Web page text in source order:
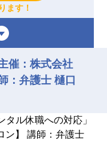
ます！
催：株式会社
：弁護士 樋口
タル休職への対応」
ン】 講師：弁護士